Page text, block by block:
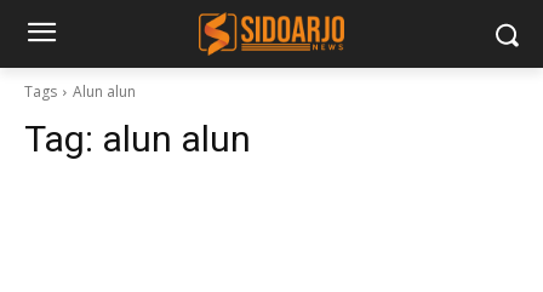
Tags Alun alun
Tag: alun alun